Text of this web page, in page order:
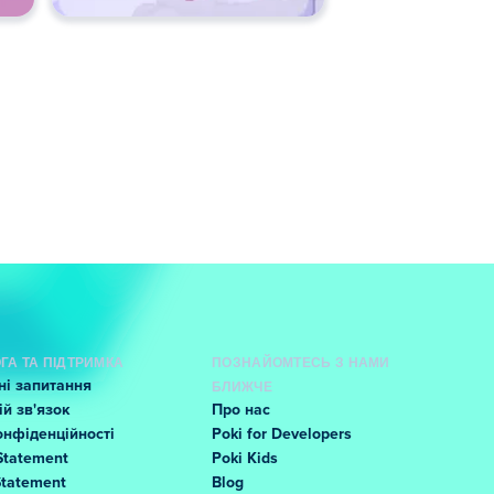
ТА ПІДТРИМКА
запитання
зв'язок
ПОЗНАЙОМТЕСЬ З НАМИ
БЛИЖЧЕ
Про нас
Poki for Developers
Poki Kids
Blog